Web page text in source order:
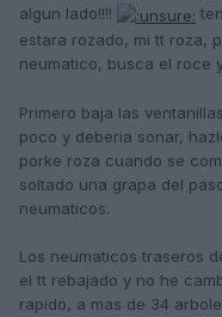
algun lado!!!!
estara rozado, mi tt roza,
neumatico, busca el roce
Primero baja las
poco y deberia sonar,
porke roza cuando se
soltado una grapa del
neumaticos.
Los neumaticos traseros
el tt rebajado y no he
rapido, a mas de 34